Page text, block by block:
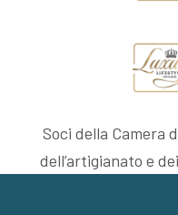
Soci della Camera
dell’artigianato e